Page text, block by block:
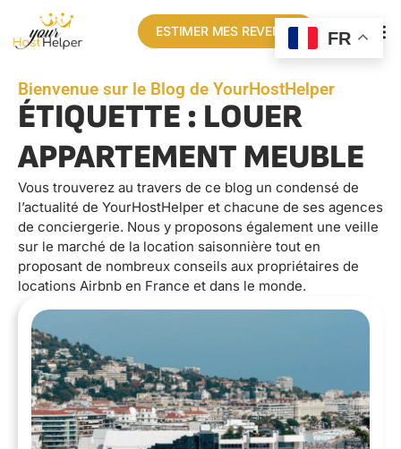
ESTIMER MES REVENUS
Bienvenue sur le Blog de YourHostHelper
ÉTIQUETTE : LOUER
APPARTEMENT MEUBLE
Vous trouverez au travers de ce blog un condensé de
l’actualité de YourHostHelper et chacune de ses agences
de conciergerie. Nous y proposons également une veille
sur le marché de la location saisonnière tout en
proposant de nombreux conseils aux propriétaires de
locations Airbnb en France et dans le monde.
FR